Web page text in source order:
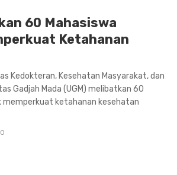
60 Mahasiswa
Ketahanan
Kedokteran, Kesehatan Masyarakat, dan
Gadjah Mada (UGM) melibatkan 60
ketahanan kesehatan
0